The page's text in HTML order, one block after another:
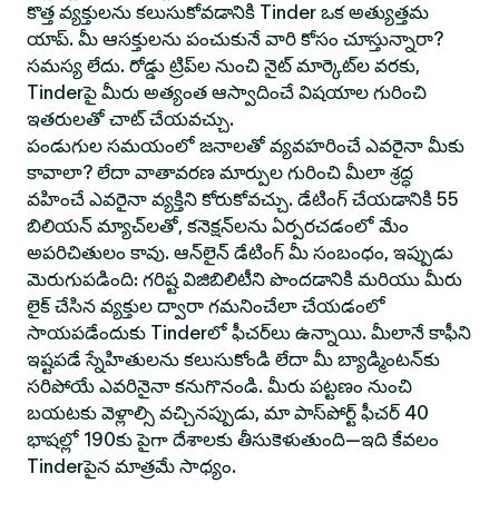
కొత్త వ్యక్తులను కలుసుకోవడానికి Tinder ఒక అత్యుత్తమ
యాప్. మీ ఆసక్తులను పంచుకునే వారి కోసం చూస్తున్నారా?
సమస్య లేదు. రోడ్డు ట్రిప్‌ల నుంచి నైట్ మార్కెట్‌ల వరకు,
Tinderపై మీరు అత్యంత ఆస్వాదించే విషయాల గురించి
ఇతరులతో చాట్ చేయవచ్చు.
పండుగుల సమయంలో జనాలతో వ్యవహరించే ఎవరైనా మీకు
కావాలా? లేదా వాతావరణ మార్పుల గురించి మీలా శ్రద్ధ
వహించే ఎవరైనా వ్యక్తిని కోరుకోవచ్చు. డేటింగ్ చేయడానికి 55
బిలియన్ మ్యాచ్‌లతో, కనెక్షన్‌లను ఏర్పరచడంలో మేం
అపరిచితులం కావు. ఆన్‌లైన్ డేటింగ్ మీ సంబంధం, ఇప్పుడు
మెరుగుపడింది: గరిష్ట విజిబిలిటీని పొందడానికి మరియు మీరు
లైక్ చేసిన వ్యక్తుల ద్వారా గమనించేలా చేయడంలో
సాయపడేందుకు Tinderలో ఫీచర్‌లు ఉన్నాయి. మీలానే కాఫీని
ఇష్టపడే స్నేహితులను కలుసుకోండి లేదా మీ బ్యాడ్మింటన్‌కు
సరిపోయే ఎవరినైనా కనుగొనండి. మీరు పట్టణం నుంచి
బయటకు వెళ్లాల్సి వచ్చినప్పుడు, మా పాస్‌పోర్ట్ ఫీచర్ 40
భాషల్లో 190కు పైగా దేశాలకు తీసుకెళుతుంది—ఇది కేవలం
Tinderపైన మాత్రమే సాధ్యం.